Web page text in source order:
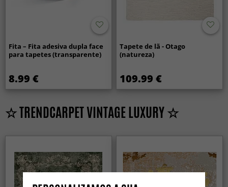
Fita – Fita adesiva dupla face
para tapetes (transparente)
8.99 €
Tapete de lã - Otago
(natureza)
109.99 €
☆ TRENDCARPET VINTAGE LUXURY ☆